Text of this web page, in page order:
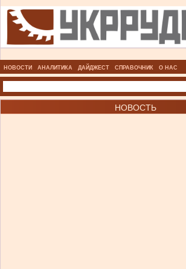
НОВОСТИ АНАЛИТИКА ДАЙДЖЕСТ СПРАВОЧНИК О НАС
НОВОСТЬ